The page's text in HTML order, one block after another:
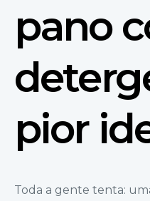
pano
pior
Toda a gente tenta: